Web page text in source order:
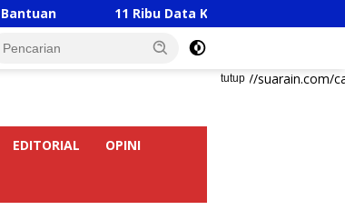
11 Ribu Data Korban Banjir Langkat Belum
tutup
https://suarain.com/
EDITORIAL OPINI